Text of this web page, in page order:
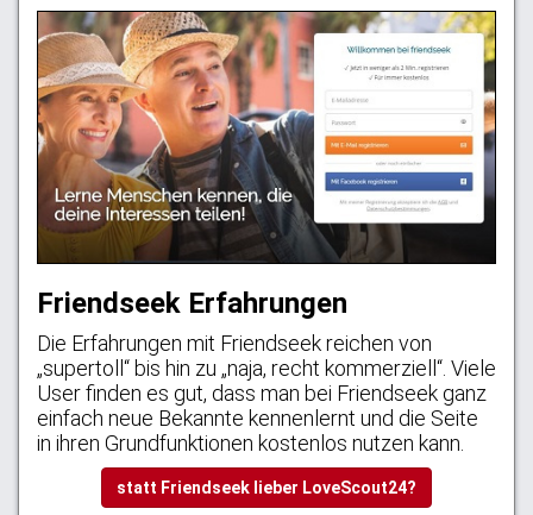
Friendseek Erfahrungen
Die Erfahrungen mit Friendseek reichen von
„supertoll“ bis hin zu „naja, recht kommerziell“. Viele
User finden es gut, dass man bei Friendseek ganz
einfach neue Bekannte kennenlernt und die Seite
in ihren Grundfunktionen kostenlos nutzen kann.
statt Friendseek lieber LoveScout24?